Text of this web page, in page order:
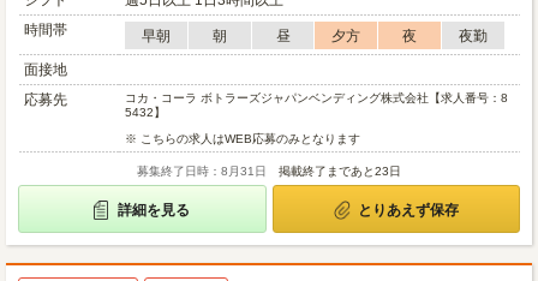
時間帯
早朝 朝 昼 夕方 夜
夜勤
面接地
応募先
コカ・コーラ ボトラーズジャパンベンディング株式会社【求人番号：8
5432】
※ こちらの求人はWEB応募のみとなります
募集終了日時：8月31日 掲載終了まであと23日
詳細を見る とりあえず保存